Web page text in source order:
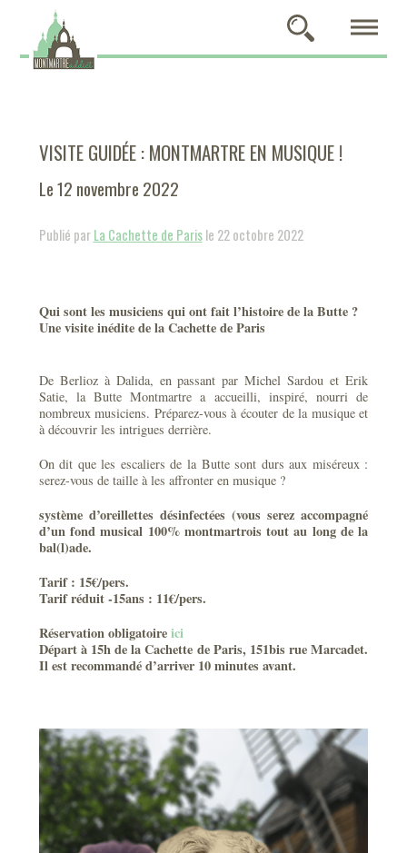
VISITE GUIDÉE : MONTMARTRE EN MUSIQUE !
Le 12 novembre 2022
Publié parLa Cachette de Parisle 22 octobre 2022
Qui sont les musiciens qui ont fait l’histoire de la Butte ?
Une visite inédite de la Cachette de Paris
De Berlioz à Dalida, en passant par Michel Sardou et Erik
Satie, la Butte Montmartre a accueilli, inspiré, nourri de
nombreux musiciens. Préparez-vous à écouter de la musique et
à découvrir les intrigues derrière.
On dit que les escaliers de la Butte sont durs aux miséreux :
serez-vous de taille à les affronter en musique ?
système d’oreillettes désinfectées (vous serez accompagné
d’un fond musical 100% montmartrois tout au long de la
bal(l)ade.
Tarif : 15€/pers.
Tarif réduit -15ans : 11€/pers.
Réservation obligatoireici
Départ à 15h de la Cachette de Paris, 151bis rue Marcadet.
Il est recommandé d’arriver 10 minutes avant.